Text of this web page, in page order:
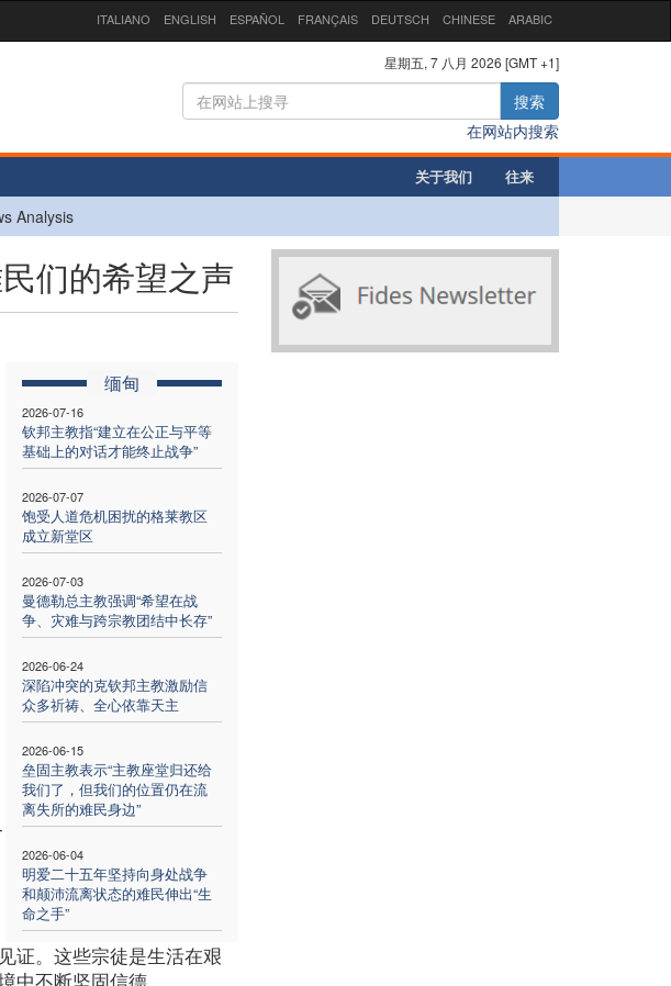
ITALIANO ENGLISH ESPAÑOL FRANÇAIS DEUTSCH CHINESE ARABIC
星期五, 7 八月 2026 [GMT +1]
搜索
在网站内搜索
关于我们 往来
Analysis
们的希望之声
缅甸
2026-07-16
钦邦主教指“建立在公正与平等
基础上的对话才能终止战争”
2026-07-07
饱受人道危机困扰的格莱教区
成立新堂区
2026-07-03
曼德勒总主教强调“希望在战
争、灾难与跨宗教团结中长存”
2026-06-24
深陷冲突的克钦邦主教激励信
众多祈祷、全心依靠天主
2026-06-15
垒固主教表示“主教座堂归还给
我们了，但我们的位置仍在流
离失所的难民身边”
2026-06-04
明爱二十五年坚持向身处战争
和颠沛流离状态的难民伸出“生
命之手”
证。这些宗徒是生活在艰
不断坚固信德。